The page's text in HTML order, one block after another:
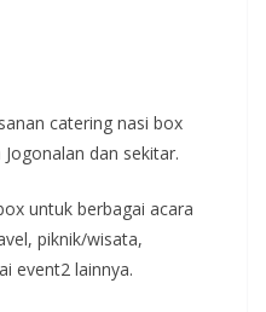
catering nasi box
dan sekitar.
untuk berbagai acara
piknik/wisata,
event2 lainnya.